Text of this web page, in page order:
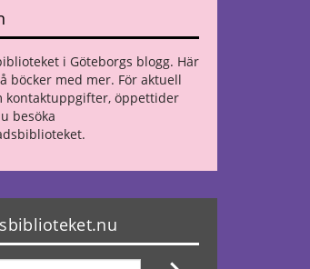
i Göteborgs blogg. Här
böcker med mer. För aktuell
kontaktuppgifter, öppettider
besöka
.